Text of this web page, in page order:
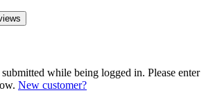
while being logged in. Please enter
New customer?